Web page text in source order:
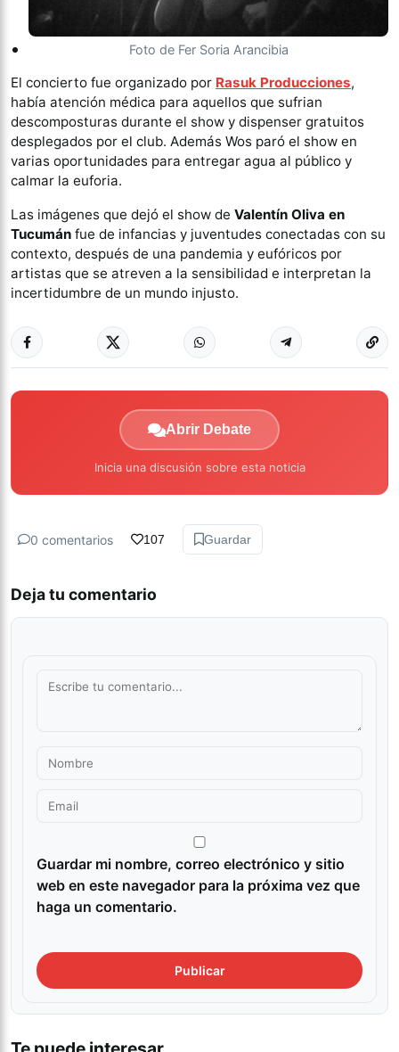
Foto de Fer Soria Arancibia
El concierto fue organizado por Rasuk Producciones,
había atención médica para aquellos que sufrian
descomposturas durante el show y dispenser gratuitos
desplegados por el club. Además Wos paró el show en
varias oportunidades para entregar agua al público y
calmar la euforia.
Las imágenes que dejó el show de Valentín Oliva en
Tucumán fue de infancias y juventudes conectadas con su
contexto, después de una pandemia y eufóricos por
artistas que se atreven a la sensibilidad e interpretan la
incertidumbre de un mundo injusto.
Abrir Debate
Inicia una discusión sobre esta noticia
0 comentarios 107 Guardar
Deja tu comentario
Guardar mi nombre, correo electrónico y sitio
web en este navegador para la próxima vez que
haga un comentario.